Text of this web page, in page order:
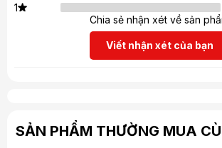
1
Chia sẻ nhận xét về sản
Viết nhận xét của bạn
SẢN PHẨM THƯỜNG MUA